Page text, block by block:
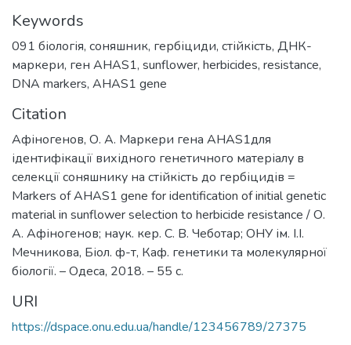
Keywords
091 біологія, соняшник, гербіциди, стійкість, ДНК-
маркери, ген AHAS1, sunflower, herbicides, resistance,
DNA markers, AHAS1 gene
Citation
Афіногенов, О. А. Маркери гена AHAS1для
ідентифікації вихідного генетичного матеріалу в
селекції соняшнику на стійкість до гербіцидів =
Markers of AHAS1 gene for identification of initial genetic
material in sunflower selection to herbicide resistance / О.
А. Афіногенов; наук. кер. С. В. Чеботар; ОНУ ім. І.І.
Мечникова, Біол. ф-т, Каф. генетики та молекулярної
біології. – Одеса, 2018. – 55 с.
URI
https://dspace.onu.edu.ua/handle/123456789/27375